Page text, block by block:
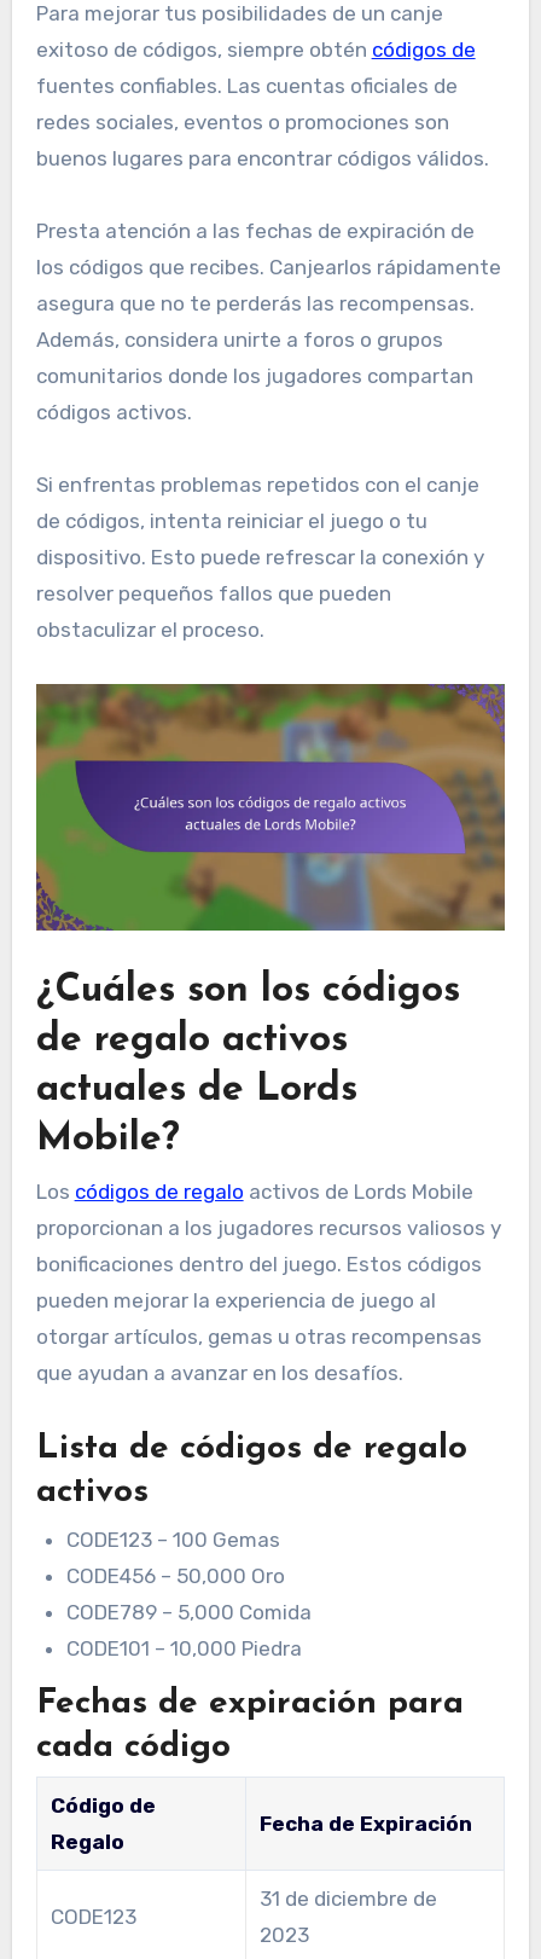
Para mejorar tus posibilidades de un canje
exitoso de códigos, siempre obtén códigos de
fuentes confiables. Las cuentas oficiales de
redes sociales, eventos o promociones son
buenos lugares para encontrar códigos válidos.
Presta atención a las fechas de expiración de
los códigos que recibes. Canjearlos rápidamente
asegura que no te perderás las recompensas.
Además, considera unirte a foros o grupos
comunitarios donde los jugadores compartan
códigos activos.
Si enfrentas problemas repetidos con el canje
de códigos, intenta reiniciar el juego o tu
dispositivo. Esto puede refrescar la conexión y
resolver pequeños fallos que pueden
obstaculizar el proceso.
¿Cuáles son los códigos
de regalo activos
actuales de Lords
Mobile?
Los códigos de regalo activos de Lords Mobile
proporcionan a los jugadores recursos valiosos y
bonificaciones dentro del juego. Estos códigos
pueden mejorar la experiencia de juego al
otorgar artículos, gemas u otras recompensas
que ayudan a avanzar en los desafíos.
Lista de códigos de regalo
activos
CODE123 – 100 Gemas
CODE456 – 50,000 Oro
CODE789 – 5,000 Comida
CODE101 – 10,000 Piedra
Fechas de expiración para
cada código
Código de
Regalo
Fecha de Expiración
CODE123
31 de diciembre de
2023